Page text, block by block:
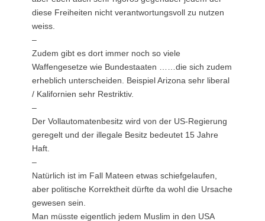
diese Freiheiten nicht verantwortungsvoll zu nutzen
weiss.
–
Zudem gibt es dort immer noch so viele
Waffengesetze wie Bundestaaten ……die sich zudem
erheblich unterscheiden. Beispiel Arizona sehr liberal
/ Kalifornien sehr Restriktiv.
–
Der Vollautomatenbesitz wird von der US-Regierung
geregelt und der illegale Besitz bedeutet 15 Jahre
Haft.
–
Natürlich ist im Fall Mateen etwas schiefgelaufen,
aber politische Korrektheit dürfte da wohl die Ursache
gewesen sein.
Man müsste eigentlich jedem Muslim in den USA